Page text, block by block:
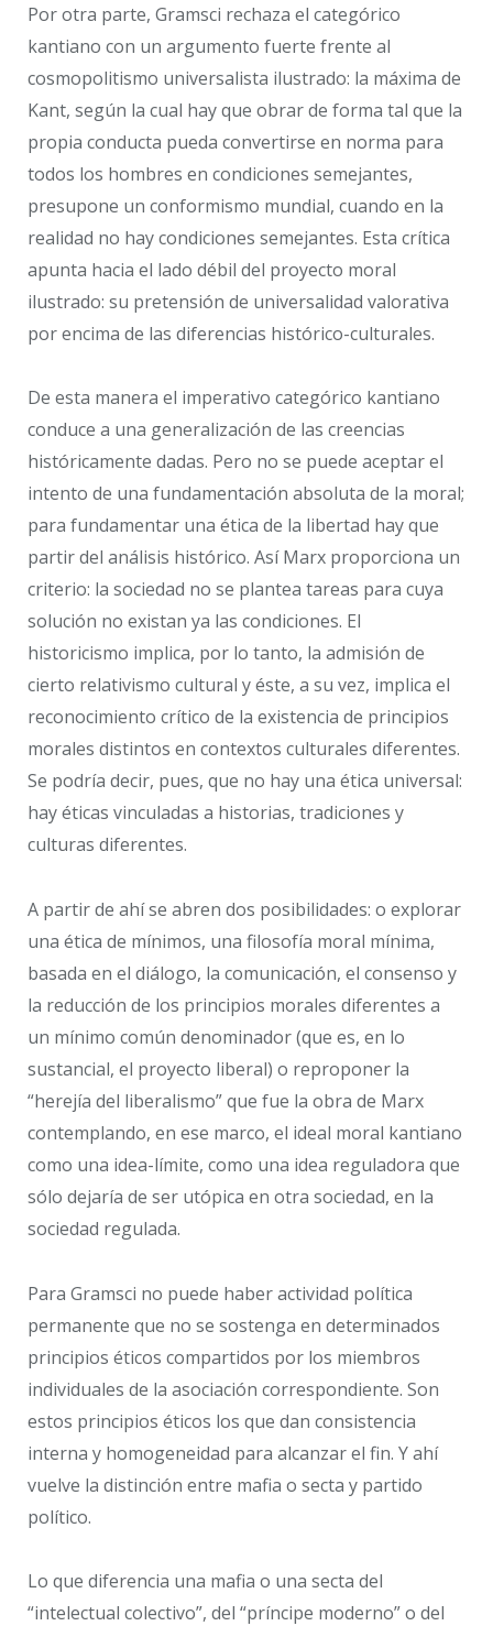
Por otra parte, Gramsci rechaza el categórico
kantiano con un argumento fuerte frente al
cosmopolitismo universalista ilustrado: la máxima de
Kant, según la cual hay que obrar de forma tal que la
propia conducta pueda convertirse en norma para
todos los hombres en condiciones semejantes,
presupone un conformismo mundial, cuando en la
realidad no hay condiciones semejantes. Esta crítica
apunta hacia el lado débil del proyecto moral
ilustrado: su pretensión de universalidad valorativa
por encima de las diferencias histórico-culturales.
De esta manera el imperativo categórico kantiano
conduce a una generalización de las creencias
históricamente dadas. Pero no se puede aceptar el
intento de una fundamentación absoluta de la moral;
para fundamentar una ética de la libertad hay que
partir del análisis histórico. Así Marx proporciona un
criterio: la sociedad no se plantea tareas para cuya
solución no existan ya las condiciones. El
historicismo implica, por lo tanto, la admisión de
cierto relativismo cultural y éste, a su vez, implica el
reconocimiento crítico de la existencia de principios
morales distintos en contextos culturales diferentes.
Se podría decir, pues, que no hay una ética universal:
hay éticas vinculadas a historias, tradiciones y
culturas diferentes.
A partir de ahí se abren dos posibilidades: o explorar
una ética de mínimos, una filosofía moral mínima,
basada en el diálogo, la comunicación, el consenso y
la reducción de los principios morales diferentes a
un mínimo común denominador (que es, en lo
sustancial, el proyecto liberal) o reproponer la
“herejía del liberalismo” que fue la obra de Marx
contemplando, en ese marco, el ideal moral kantiano
como una idea-límite, como una idea reguladora que
sólo dejaría de ser utópica en otra sociedad, en la
sociedad regulada.
Para Gramsci no puede haber actividad política
permanente que no se sostenga en determinados
principios éticos compartidos por los miembros
individuales de la asociación correspondiente. Son
estos principios éticos los que dan consistencia
interna y homogeneidad para alcanzar el fin. Y ahí
vuelve la distinción entre mafia o secta y partido
político.
Lo que diferencia una mafia o una secta del
“intelectual colectivo”, del “príncipe moderno” o del